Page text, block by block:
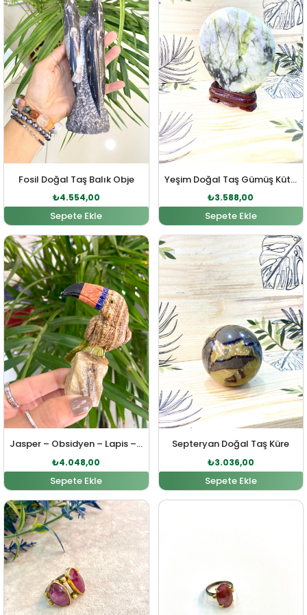
Fosil Doğal Taş Balık Obje
₺4.554,00
Sepete Ekle
Yeşim Doğal Taş Gümüş Kütle
₺3.588,00
Sepete Ekle
Jasper – Obsidyen – Lapis – Kalsit Doğal Taş Kuş Obje
Orijinal fiyat: ₺4.453,00.
₺4.048,00
Şu andaki fiyat: ₺4.048,00.
Sepete Ekle
Septeryan Doğal Taş Küre
Orijinal fiyat:
₺3.036,00
Şu andaki
Sepete Ekle
Orijinal fiyat: ₺4.509,00.
Şu andaki fiyat: ₺4.099,00. Orijinal fiyat:Şu andaki